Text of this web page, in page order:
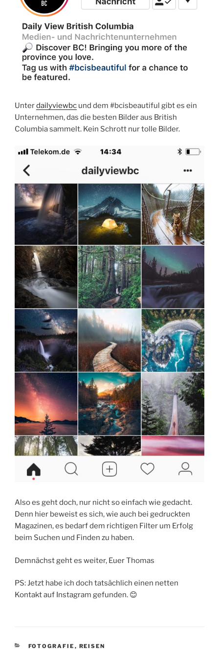
Unterdailyviewbc und dem #bcisbeautiful gibt es ein
Unternehmen, das die besten Bilder aus British
Columbia sammelt. Kein Schrott nur tolle Bilder.
Also es geht doch, nur nicht so einfach wie gedacht.
Denn hier beweist es sich, wie auch bei gedruckten
Magazinen, es bedarf dem richtigen Filter um Erfolg
beim Suchen und Finden zu haben.
Demnächst geht es weiter, Euer Thomas
PS: Jetzt habe ich doch tatsächlich einen netten
Kontakt auf Instagram gefunden. 😊
KATEGORIEN
FOTOGRAFIE , REISEN